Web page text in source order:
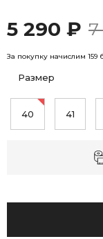
5 290 ₽ 7
За покупку начислим 159
Размер
40 41